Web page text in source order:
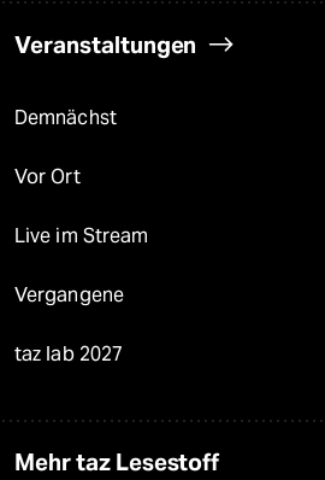
Veranstaltungen
Demnächst
Vor Ort
Live im Stream
Vergangene
taz lab 2027
Mehr taz Lesestoff